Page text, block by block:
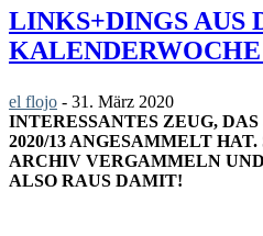
LINKS+DINGS AUS
KALENDERWOCHE
el flojo - 31. März 2020
INTERESSANTES ZEUG,
2020/13 ANGESAMMELT
ARCHIV VERGAMMELN
ALSO RAUS DAMIT!